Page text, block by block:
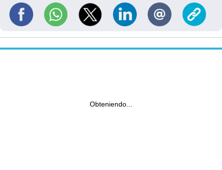
Obteniendo...